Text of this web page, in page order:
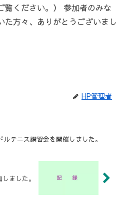
覧ください。） 参加者のみな
た方々、ありがとうございまし
HP管理者
ルテニス講習会を開催しました。
ました。